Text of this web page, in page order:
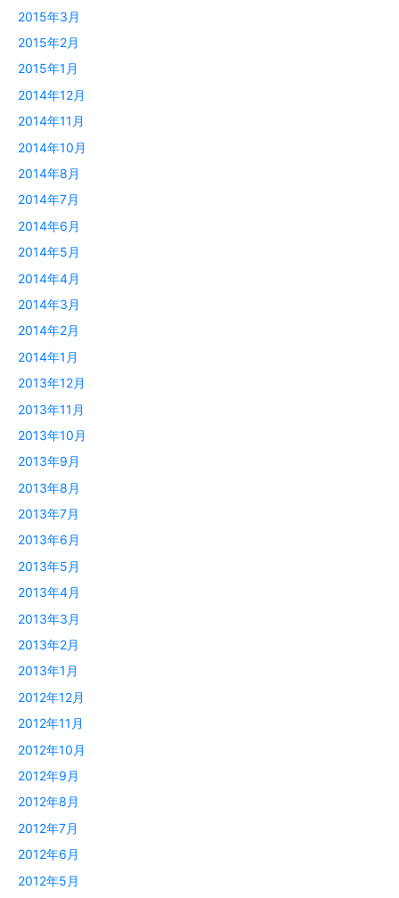
2015年3月
2015年2月
2015年1月
2014年12月
2014年11月
2014年10月
2014年8月
2014年7月
2014年6月
2014年5月
2014年4月
2014年3月
2014年2月
2014年1月
2013年12月
2013年11月
2013年10月
2013年9月
2013年8月
2013年7月
2013年6月
2013年5月
2013年4月
2013年3月
2013年2月
2013年1月
2012年12月
2012年11月
2012年10月
2012年9月
2012年8月
2012年7月
2012年6月
2012年5月